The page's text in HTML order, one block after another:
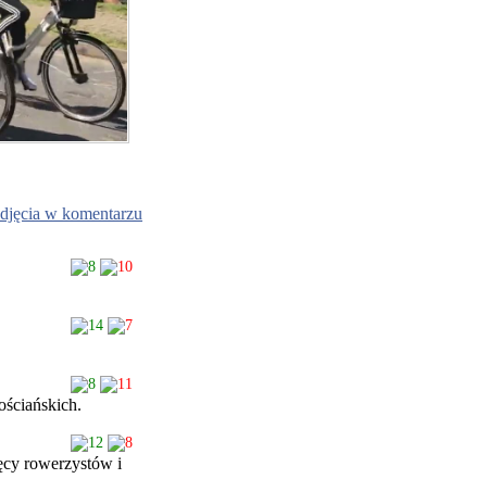
w komentarzu
8 10
14 7
8 11
12 8
rowerzystów i